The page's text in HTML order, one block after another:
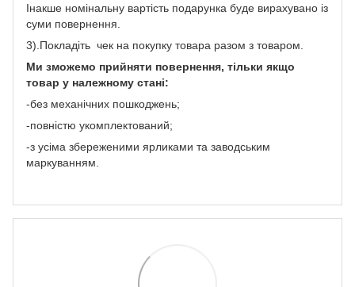
Інакше номінальну вартість подарунка буде вирахувано із
суми повернення.
3).Покладіть чек на покупку товара разом з товаром.
Ми зможемо прийняти повернення, тільки якщо
товар у належному стані:
-без механічних пошкоджень;
-повністю укомплектований;
-з усіма збереженими ярликами та заводським
маркуванням.